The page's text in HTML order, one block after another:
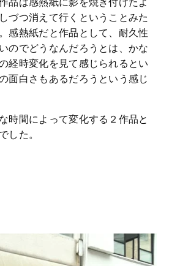
づつ消えて行くということみた
感熱紙だと作品として、耐久性
のでどうなんだろうとは、かな
経時変化を見て感じられるとい
面白さもあるだろうという感じ
時間によって変化する２作品と
した。